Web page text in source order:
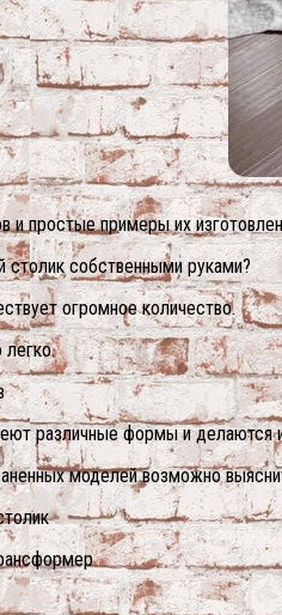
и простые примеры их
столик собственными руками?
огромное количество.
легко.
различные формы и делаются
моделей возможно